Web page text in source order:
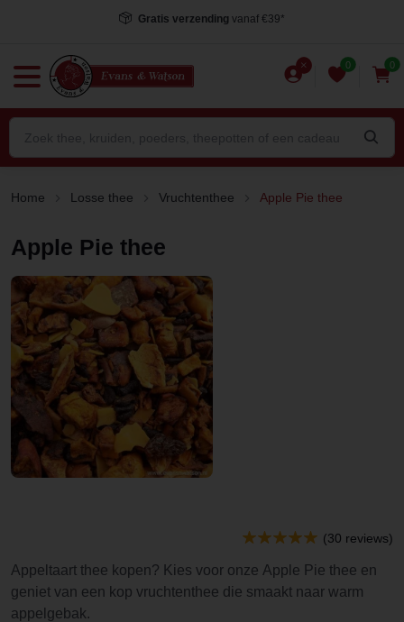
Gratis verzending vanaf €39*
0 0
Home Losse thee Vruchtenthee Apple Pie thee
Apple Pie thee
(30 reviews)
Appeltaart thee kopen? Kies voor onze Apple Pie thee en
geniet van een kop vruchtenthee die smaakt naar warm
appelgebak.